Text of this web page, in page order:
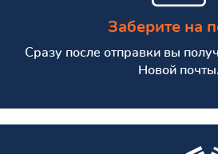
Заберите на
Сразу после отправки вы
Новой почты.